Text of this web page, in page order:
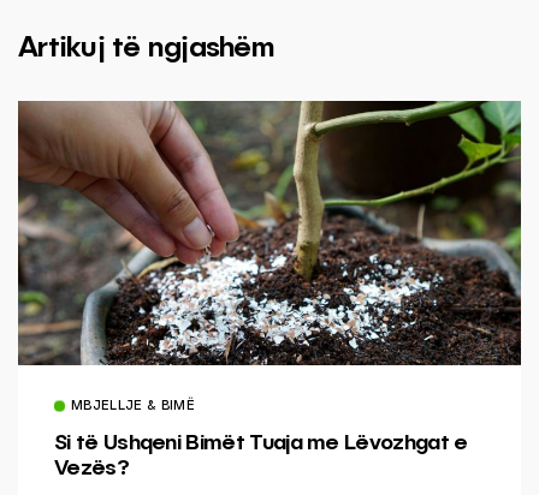
Artikuj të ngjashëm
MBJELLJE & BIMË
Si të Ushqeni Bimët Tuaja me Lëvozhgat e
Vezës?